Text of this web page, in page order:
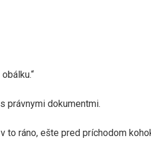
právnymi dokumentmi.
to ráno, ešte pred príchodom